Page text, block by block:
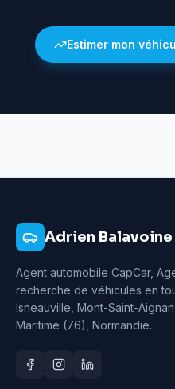
Estimer mon
Adrien Balavoine
Agent automobile CapCar,
recherche de véhicules en
Isneauville, Mont-Saint-
Maritime (76), Normandie.